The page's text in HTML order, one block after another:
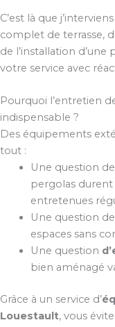
C’est là que
complet de terrasse,
de l’installation
votre service avec
Pourquoi l’entretien
indispensable ?
Des équipements
tout :
Une question de
pergolas
entretenues
Une question de
espaces sans
Une question
bien aménagé
Grâce à un service d’
Louestault, vous